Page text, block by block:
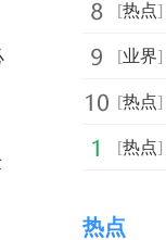
[热点]
[业界]
[热点]
[热点]
热点